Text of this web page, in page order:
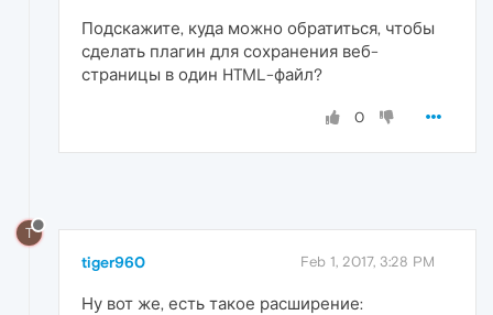
Подскажите, куда можно обратиться, чтобы
сделать плагин для сохранения веб-
страницы в один HTML-файл?
0
T
tiger960 Feb 1, 2017, 3:28 PM
Ну вот же, есть такое расширение: